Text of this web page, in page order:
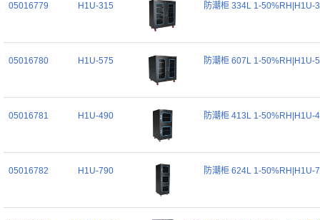
05016779 H1U-315 防潮柜 334L 1-50%RH|H1U-
05016780 H1U-575 防潮柜 607L 1-50%RH|H1U-
05016781 H1U-490 防潮柜 413L 1-50%RH|H1U-
05016782 H1U-790 防潮柜 624L 1-50%RH|H1U-